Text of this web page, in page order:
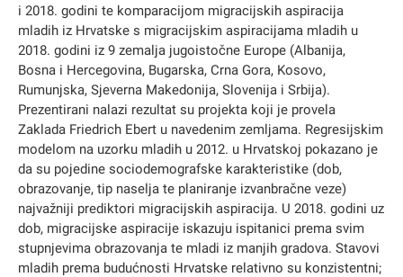
i 2018. godini te komparacijom migracijskih aspiracija
mladih iz Hrvatske s migracijskim aspiracijama mladih u
2018. godini iz 9 zemalja jugoistočne Europe (Albanija,
Bosna i Hercegovina, Bugarska, Crna Gora, Kosovo,
Rumunjska, Sjeverna Makedonija, Slovenija i Srbija).
Prezentirani nalazi rezultat su projekta koji je provela
Zaklada Friedrich Ebert u navedenim zemljama. Regresijskim
modelom na uzorku mladih u 2012. u Hrvatskoj pokazano je
da su pojedine sociodemografske karakteristike (dob,
obrazovanje, tip naselja te planiranje izvanbračne veze)
najvažniji prediktori migracijskih aspiracija. U 2018. godini uz
dob, migracijske aspiracije iskazuju ispitanici prema svim
stupnjevima obrazovanja te mladi iz manjih gradova. Stavovi
mladih prema budućnosti Hrvatske relativno su konzistentni;